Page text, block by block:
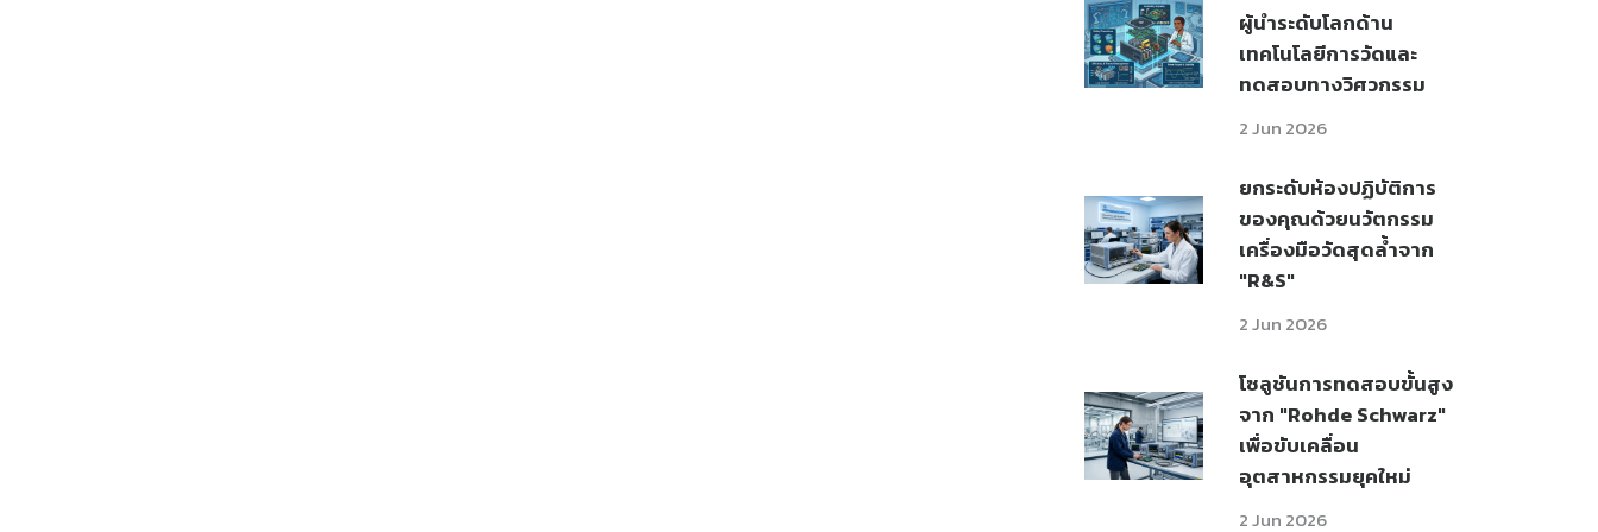
ผู้นำระดับโลกด้าน
เทคโนโลยีการวัดและ
ทดสอบทางวิศวกรรม
2 Jun 2026
ยกระดับห้องปฏิบัติการ
ของคุณด้วยนวัตกรรม
เครื่องมือวัดสุดล้ำจาก
"R&S"
2 Jun 2026
โซลูชันการทดสอบขั้นสูง
จาก "Rohde Schwarz"
เพื่อขับเคลื่อน
อุตสาหกรรมยุคใหม่
2 Jun 2026